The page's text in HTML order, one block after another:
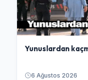
Yunuslardan
6 Ağustos 2026